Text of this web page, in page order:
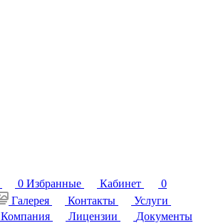
0 Избранные Кабинет
0
Галерея Контакты
Услуги
Компания Лицензии
Документы